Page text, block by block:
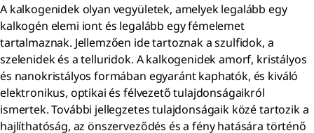
A kalkogenidek olyan vegyületek, amelyek legalább egy
kalkogén elemi iont és legalább egy fémelemet
tartalmaznak. Jellemzően ide tartoznak a szulfidok, a
szelenidek és a telluridok. A kalkogenidek amorf, kristályos
és nanokristályos formában egyaránt kaphatók, és kiváló
elektronikus, optikai és félvezető tulajdonságaikról
ismertek. További jellegzetes tulajdonságaik közé tartozik a
hajlíthatóság, az önszerveződés és a fény hatására történő